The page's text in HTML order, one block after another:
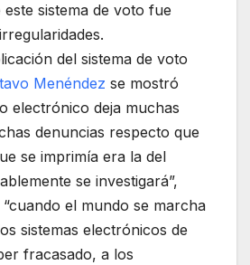
sistema de voto fue
del sistema de voto
Menéndez se mostró
electrónico deja muchas
denuncias respecto que
se imprimía era la del
se investigará”,
el mundo se marcha
sistemas electrónicos de
fracasado, a los